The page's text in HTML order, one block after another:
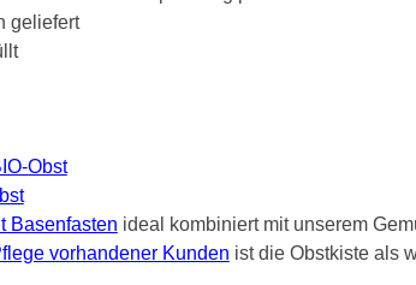
geliefert
Obst
Basenfasten ideal kombiniert mit unserem
vorhandener Kunden ist die Obstkiste als